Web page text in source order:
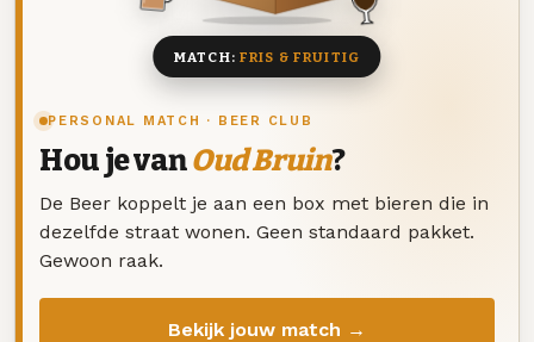
PERSONAL MATCH · BEER CLUB
Hou je vanOud Bruin?
De Beer koppelt je aan een box met bieren die in
dezelfde straat wonen. Geen standaard pakket.
Gewoon raak.
Bekijk jouw match →
MATCH: FRIS & FRUITIG